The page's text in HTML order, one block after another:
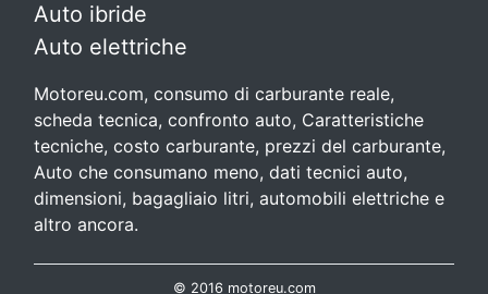
Auto ibride
Auto elettriche
Motoreu.com, consumo di carburante reale,
scheda tecnica, confronto auto, Caratteristiche
tecniche, costo carburante, prezzi del carburante,
Auto che consumano meno, dati tecnici auto,
dimensioni, bagagliaio litri, automobili elettriche e
altro ancora.
© 2016 motoreu.com